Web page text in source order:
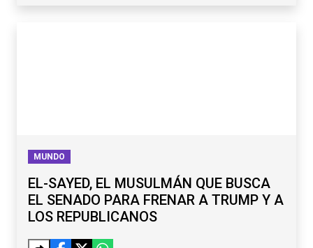
MUNDO
EL-SAYED, EL MUSULMÁN QUE BUSCA
EL SENADO PARA FRENAR A TRUMP Y A
LOS REPUBLICANOS